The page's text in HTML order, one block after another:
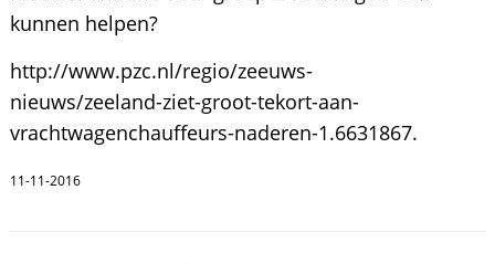
kunnen helpen?
http://www.pzc.nl/regio/zeeuws-
nieuws/zeeland-ziet-groot-tekort-aan-
vrachtwagenchauffeurs-naderen-1.6631867.
11-11-2016